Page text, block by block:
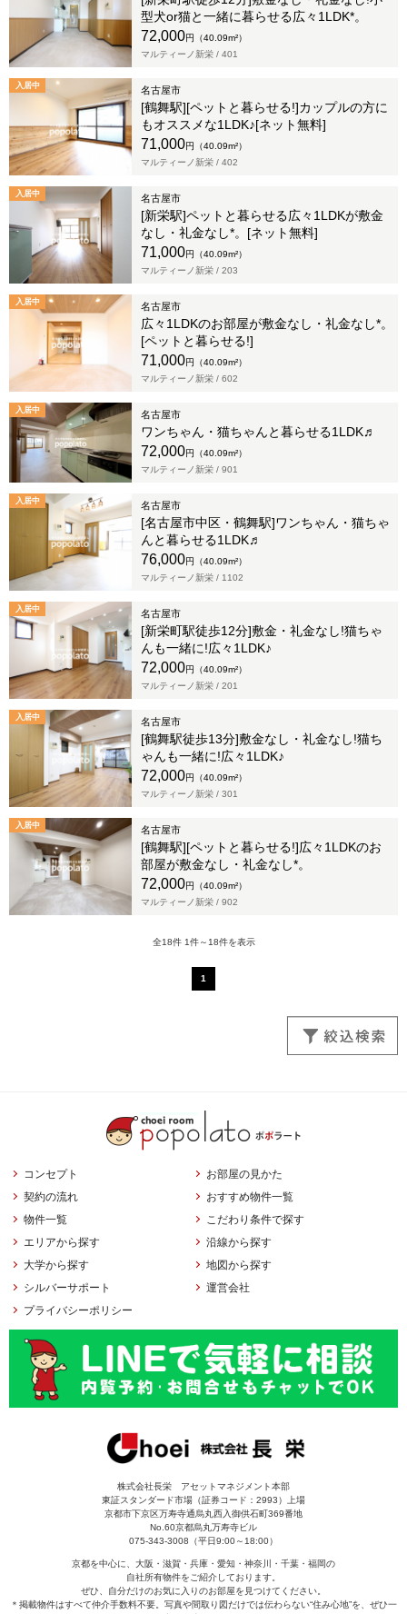
型犬or猫と一緒に暮らせる広々1LDK*。
72,000円（40.09m²）
マルティーノ新栄 / 401
入居中 名古屋市
[鶴舞駅][ペットと暮らせる!]カップルの方に
もオススメな1LDK♪[ネット無料]
71,000円（40.09m²）
マルティーノ新栄 / 402
入居中 名古屋市
[新栄駅]ペットと暮らせる広々1LDKが敷金
なし・礼金なし*。[ネット無料]
71,000円（40.09m²）
マルティーノ新栄 / 203
入居中 名古屋市
広々1LDKのお部屋が敷金なし・礼金なし*。
[ペットと暮らせる!]
71,000円（40.09m²）
マルティーノ新栄 / 602
入居中 名古屋市
ワンちゃん・猫ちゃんと暮らせる1LDK♬
72,000円（40.09m²）
マルティーノ新栄 / 901
入居中 名古屋市
[名古屋市中区・鶴舞駅]ワンちゃん・猫ちゃ
んと暮らせる1LDK♬
76,000円（40.09m²）
マルティーノ新栄 / 1102
入居中 名古屋市
[新栄町駅徒歩12分]敷金・礼金なし!猫ちゃ
んも一緒に!広々1LDK♪
72,000円（40.09m²）
マルティーノ新栄 / 201
入居中 名古屋市
[鶴舞駅徒歩13分]敷金なし・礼金なし!猫ち
ゃんも一緒に!広々1LDK♪
72,000円（40.09m²）
マルティーノ新栄 / 301
入居中 名古屋市
[鶴舞駅][ペットと暮らせる!]広々1LDKのお
部屋が敷金なし・礼金なし*。
72,000円（40.09m²）
マルティーノ新栄 / 902
全18件 1件～18件を表示
1
コンセプト
お部屋の見かた
契約の流れ
おすすめ物件一覧
物件一覧
こだわり条件で探す
エリアから探す
沿線から探す
大学から探す
地図から探す
シルバーサポート
運営会社
プライバシーポリシー
株式会社長栄 アセットマネジメント本部
東証スタンダード市場（証券コード：2993）上場
京都市下京区万寿寺通烏丸西入御供石町369番地
No.60京都烏丸万寿寺ビル
075-343-3008（平日9:00～18:00）
京都を中心に、大阪・滋賀・兵庫・愛知・神奈川・千葉・福岡の
自社所有物件をご紹介しております。
ぜひ、自分だけのお気に入りのお部屋を見つけてください。
＊掲載物件はすべて仲介手数料不要。写真や間取り図だけでは伝わらない“住み心地”を、ぜひ一